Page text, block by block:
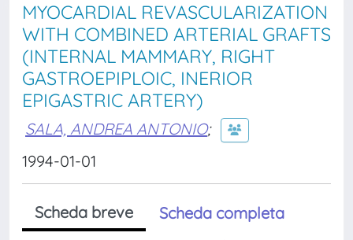
MYOCARDIAL REVASCULARIZATION
WITH COMBINED ARTERIAL GRAFTS
(INTERNAL MAMMARY, RIGHT
GASTROEPIPLOIC, INERIOR
EPIGASTRIC ARTERY)
SALA, ANDREA ANTONIO;
1994-01-01
Scheda breve
Scheda completa